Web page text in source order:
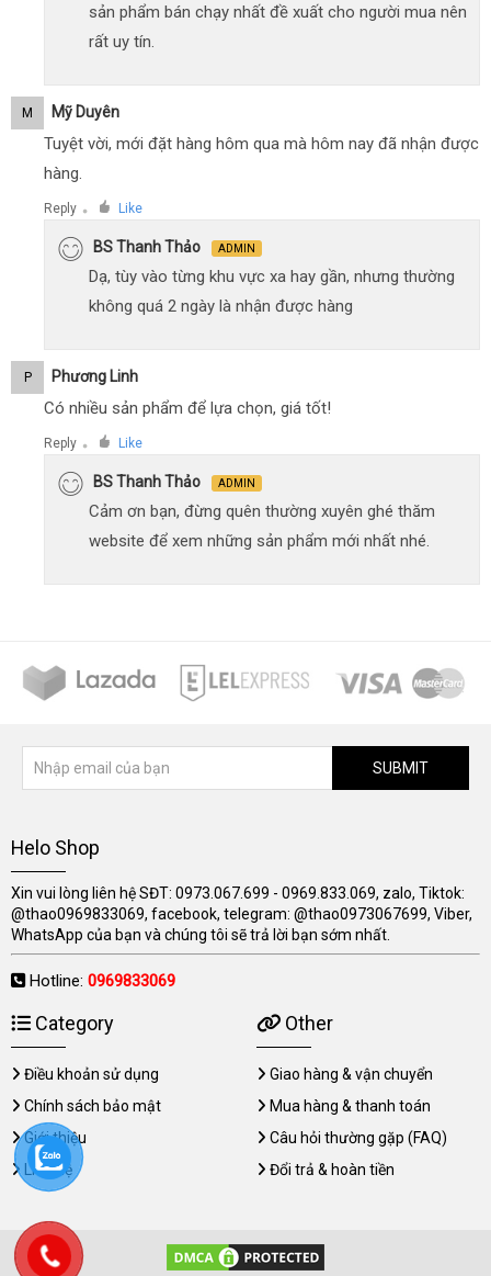
sản phẩm bán chạy nhất đề xuất cho người mua nên
rất uy tín.
M Mỹ Duyên
Tuyệt vời, mới đặt hàng hôm qua mà hôm nay đã nhận được
hàng.
Reply ● Like
BS Thanh Thảo ADMIN
Dạ, tùy vào từng khu vực xa hay gần, nhưng thường
không quá 2 ngày là nhận được hàng
P Phương Linh
Có nhiều sản phẩm để lựa chọn, giá tốt!
Reply ● Like
BS Thanh Thảo ADMIN
Cảm ơn bạn, đừng quên thường xuyên ghé thăm
website để xem những sản phẩm mới nhất nhé.
SUBMIT
Helo Shop
Xin vui lòng liên hệ SĐT: 0973.067.699 - 0969.833.069, zalo, Tiktok:
@thao0969833069, facebook, telegram: @thao0973067699, Viber,
WhatsApp của bạn và chúng tôi sẽ trả lời bạn sớm nhất.
Hotline: 0969833069
Category
Điều khoản sử dụng
Chính sách bảo mật
Giới thiệu
Liên hệ
Other
Giao hàng & vận chuyển
Mua hàng & thanh toán
Câu hỏi thường gặp (FAQ)
Đổi trả & hoàn tiền